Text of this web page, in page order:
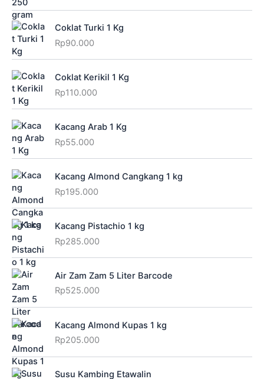
Coklat Turki 1 Kg
Rp90.000
Coklat Kerikil 1 Kg
Rp110.000
Kacang Arab 1 Kg
Rp55.000
Kacang Almond Cangkang 1 kg
Rp195.000
Kacang Pistachio 1 kg
Rp285.000
Air Zam Zam 5 Liter Barcode
Rp525.000
Kacang Almond Kupas 1 kg
Rp205.000
Susu Kambing Etawalin